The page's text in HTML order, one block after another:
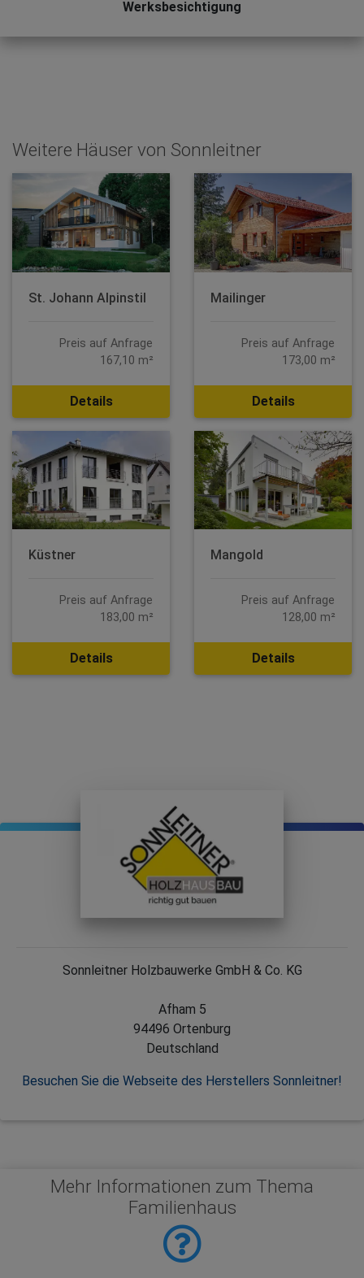
Werksbesichtigung
Weitere Häuser von Sonnleitner
St. Johann Alpinstil
Preis auf Anfrage
167,10 m²
Details
Mailinger
Preis auf Anfrage
173,00 m²
Details
Küstner
Preis auf Anfrage
183,00 m²
Details
Mangold
Preis auf Anfrage
128,00 m²
Details
Sonnleitner Holzbauwerke GmbH & Co. KG
Afham 5
94496 Ortenburg
Deutschland
Besuchen Sie die Webseite des Herstellers Sonnleitner!
Mehr Informationen zum Thema
Familienhaus